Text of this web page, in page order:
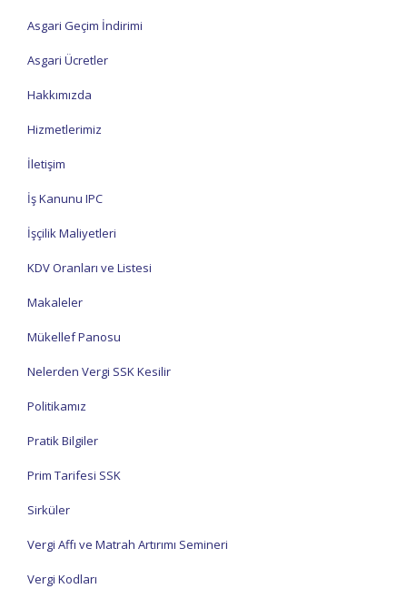
Asgari Geçim İndirimi
Asgari Ücretler
Hakkımızda
Hizmetlerimiz
İletişim
İş Kanunu IPC
İşçilik Maliyetleri
KDV Oranları ve Listesi
Makaleler
Mükellef Panosu
Nelerden Vergi SSK Kesilir
Politikamız
Pratik Bilgiler
Prim Tarifesi SSK
Sirküler
Vergi Affı ve Matrah Artırımı Semineri
Vergi Kodları